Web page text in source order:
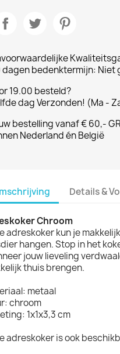
dagen bedenktermijn: Niet
19.00 besteld?
dag Verzonden! (Ma -
bestelling vanaf € 60,-
Nederland én België
Details &
Chroom
adreskoker kun je
hangen. Stop in het
jouw lieveling
thuis brengen.
metaal
chroom
1x1x3,3 cm
adreskoker is ook